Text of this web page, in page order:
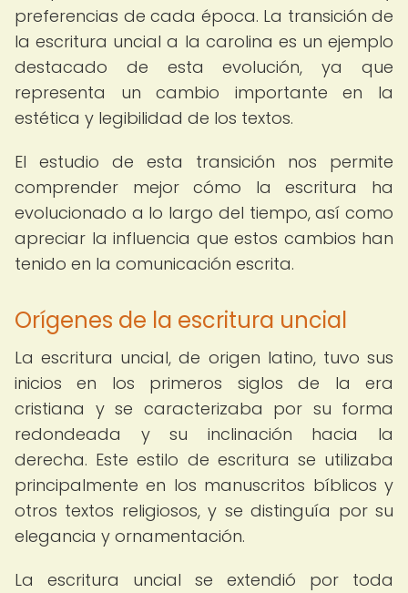
preferencias de cada época. La transición de
la escritura uncial a la carolina es un ejemplo
destacado de esta evolución, ya que
representa un cambio importante en la
estética y legibilidad de los textos.
El estudio de esta transición nos permite
comprender mejor cómo la escritura ha
evolucionado a lo largo del tiempo, así como
apreciar la influencia que estos cambios han
tenido en la comunicación escrita.
Orígenes de la escritura uncial
La escritura uncial, de origen latino, tuvo sus
inicios en los primeros siglos de la era
cristiana y se caracterizaba por su forma
redondeada y su inclinación hacia la
derecha. Este estilo de escritura se utilizaba
principalmente en los manuscritos bíblicos y
otros textos religiosos, y se distinguía por su
elegancia y ornamentación.
La escritura uncial se extendió por toda